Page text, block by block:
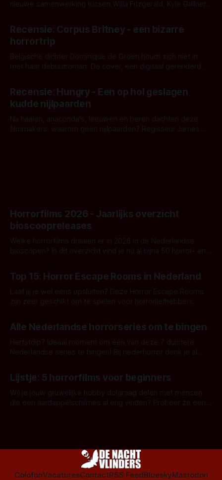
nieuwe samenwerking tussen Willa Fitzgerald, Kyle Gallner
'Skeletons', een nieuwe creature feature waarvoor de
opnames zijn gestart in Australië.
Recensie: Corpus Britney - een bizarre
horrortrip
Belgische dichter Dominique de Groen houdt zich niet in
met haar debuutroman. De cover, een digitaal gerenderd en
achtergrond, belooft iets kleurrijks maar onheilspellends,
iets ongrijpbaars. En dat maakt De Groen met ieder woord
waar.
Recensie: Hungry - Een op hol geslagen
kudde nijlpaarden
Na haaien, anaconda's, leeuwen en beren dachten deze
filmmakers: waarom geen nijlpaarden? Regisseur James
Horrorfilms 2026 - Jaarlijks overzicht
bioscoopreleases
Welke horrorfilms draaien er in 2026 in de Nederlandse
bioscopen? In dit overzicht vind je nu al bijna 50 horror- en
Top 15: Horror Escape Rooms in Nederland
Laat jij je wel eens opsluiten? Deze Horror Escape Rooms
zijn zeer geschikt om te spelen voor horrorliefhebbers.
Alle Nederlandse horrorseries om te bingen
Herfstdip? Ideaal moment om één van deze 7 duistere
Nederlandse series te bingen! Bij nederhorror denk je al
Amsterdamned of The Johnsons. Maar Nederlandse horror
is niet beperkt tot films. Hier een aantal Nederlandse tv-
series uit het duistere of horrorgenre. Als
Lijstje: 5 horrorfilms voor beginners
Wil je jouw gruwelijke hobby dolgraag delen met mensen
die een aardappelschilmes al eng vinden? Probeer ze eens
ColofonVacaturesContactRSS FeedBlueskyMastodon